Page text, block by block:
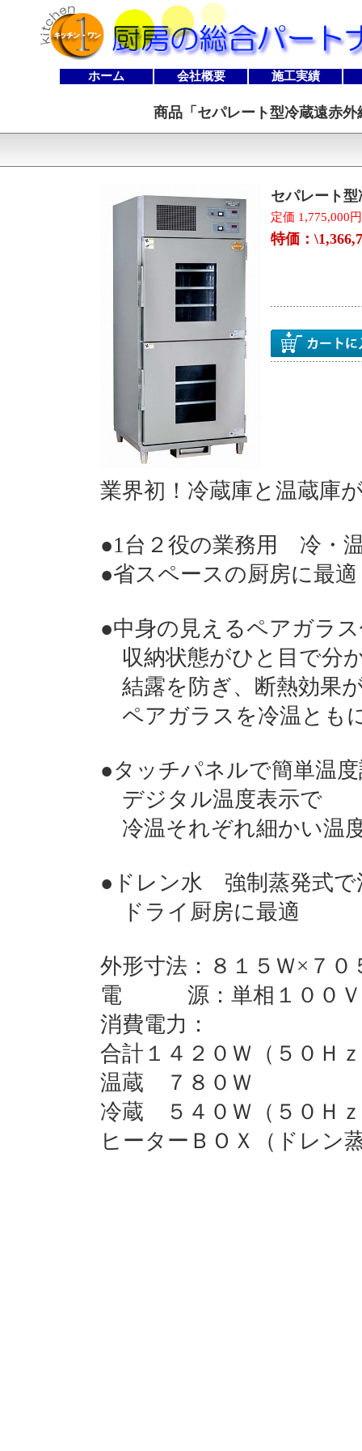
ホーム 会社概要 施工実績
商品「 セパレート型冷蔵遠赤
セパレート
定価 1,775,000
特価：
業界初！冷蔵庫と温蔵庫
●1台２役の業務用 冷・
●省スペースの厨房に最適
●中身の見えるペアガラ
収納状態がひと目で分
結露を防ぎ、断熱効果
ペアガラスを冷温とも
●タッチパネルで簡単温
デジタル温度表示で
冷温それぞれ細かい温
●ドレン水 強制蒸発式で
ドライ厨房に最適
外形寸法：８１５Ｗ×７０
電 源：単相１００Ｖ
消費電力：
合計１４２０Ｗ（５０Ｈ
温蔵 ７８０Ｗ
冷蔵 ５４０Ｗ（５０Ｈ
ヒーターＢＯＸ（ドレン